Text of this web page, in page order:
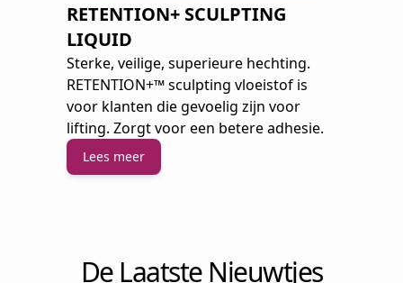
RETENTION+ SCULPTING
LIQUID
Sterke, veilige, superieure hechting.
RETENTION+™ sculpting vloeistof is
voor klanten die gevoelig zijn voor
lifting. Zorgt voor een betere adhesie.
Lees meer
De Laatste Nieuwtjes